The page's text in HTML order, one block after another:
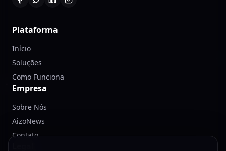
Plataforma
Início
Soluções
Como Funciona
Empresa
Sobre Nós
AizoNews
Contato